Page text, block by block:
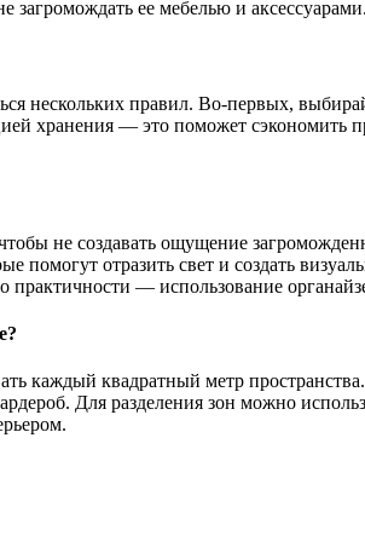
загромождать ее мебелью и аксессуарами.
нескольких правил. Во-первых,
хранения — это поможет
не создавать ощущение
помогут отразить свет и создать
практичности — использование
каждый квадратный метр
Для разделения зон можно